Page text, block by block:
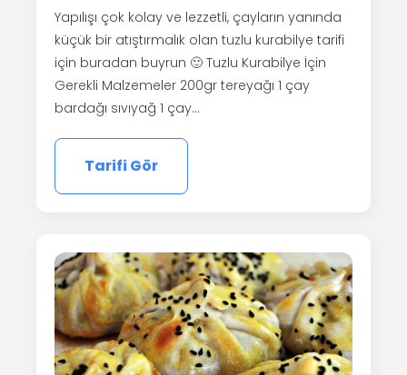
Yapılışı çok kolay ve lezzetli, çayların yanında
küçük bir atıştırmalık olan tuzlu kurabilye tarifi
için buradan buyrun 🙂 Tuzlu Kurabilye İçin
Gerekli Malzemeler 200gr tereyağı 1 çay
bardağı sıvıyağ 1 çay…
Tarifi Gör